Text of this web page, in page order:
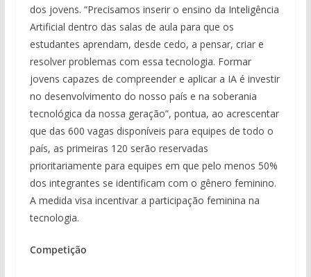
dos jovens. “Precisamos inserir o ensino da Inteligência
Artificial dentro das salas de aula para que os
estudantes aprendam, desde cedo, a pensar, criar e
resolver problemas com essa tecnologia. Formar
jovens capazes de compreender e aplicar a IA é investir
no desenvolvimento do nosso país e na soberania
tecnológica da nossa geração”, pontua, ao acrescentar
que das 600 vagas disponíveis para equipes de todo o
país, as primeiras 120 serão reservadas
prioritariamente para equipes em que pelo menos 50%
dos integrantes se identificam com o gênero feminino.
A medida visa incentivar a participação feminina na
tecnologia.
Competição